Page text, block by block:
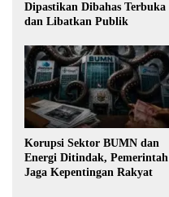
Dipastikan Dibahas Terbuka
dan Libatkan Publik
Korupsi Sektor BUMN dan
Energi Ditindak, Pemerintah
Jaga Kepentingan Rakyat